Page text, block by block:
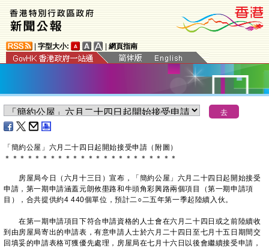
字型大小: 網頁指南
「簡約公屋」六月二十四日起開始接受申請（附圖）
＊ ＊ ＊ ＊ ＊ ＊ ＊ ＊ ＊ ＊ ＊ ＊ ＊ ＊ ＊ ＊ ＊ ＊ ＊ ＊ ＊ ＊ ＊
​房屋局今日（六月十三日）宣布，「簡約公屋」六月二十四日起開始接受
申請，第一期申請涵蓋元朗攸壆路和牛頭角彩興路兩個項目（第一期申請項
目），合共提供約4 440個單位，預計二○二五年第一季起陸續入伙。
在第一期申請項目下符合申請資格的人士會在六月二十四日或之前陸續收
到由房屋局寄出的申請表，有意申請人士於六月二十四日至七月十五日期間交
回填妥的申請表格可獲優先處理，房屋局在七月十六日以後會繼續接受申請，